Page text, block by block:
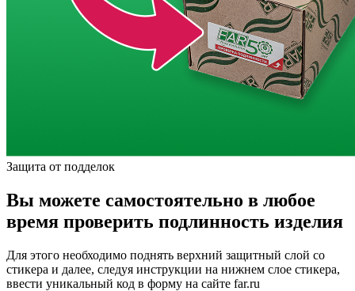
Защита от подделок
Вы можете самостоятельно в любое
время проверить подлинность изделия
Для этого необходимо поднять верхний защитный слой со
стикера и далее, следуя инструкции на нижнем слое стикера,
ввести уникальный код в форму на сайте far.ru